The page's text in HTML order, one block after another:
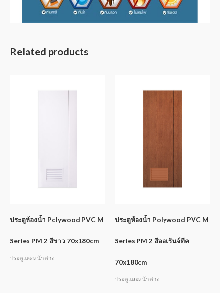
Related products
ประตูห้องน้ำ Polywood PVC M
Series PM 2 สีขาว 70x180cm
ประตูและหน้าต่าง
ประตูห้องน้ำ Polywood PVC M
Series PM 2 สีออเร้นจ์ทีค
70x180cm
ประตูและหน้าต่าง